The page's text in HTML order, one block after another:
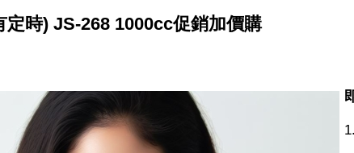
定時) JS-268 1000cc促銷加價購
1.